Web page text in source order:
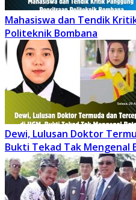
Mahasiswa dan Tendik
Politeknik Bombana
Dewi, Lulusan Doktor
Bukti Tekad Tak Mengenal